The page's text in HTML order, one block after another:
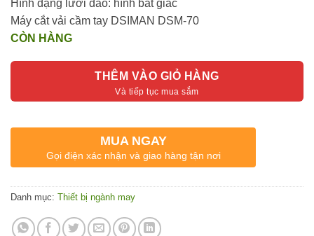
Hình dạng lưỡi dao: hình bát giác
Máy cắt vải cầm tay DSIMAN DSM-70
CÒN HÀNG
THÊM VÀO GIỎ HÀNG
MUA NGAY
Gọi điện xác nhận và giao hàng tận nơi
Danh mục: Thiết bị ngành may